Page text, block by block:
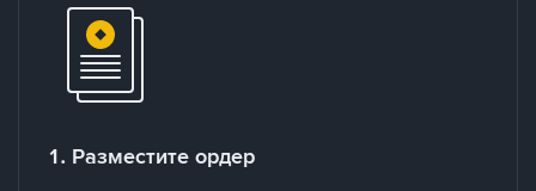
1. Разместите ордер